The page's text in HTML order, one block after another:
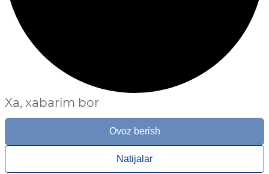
Xa, xabarim bor
Ovoz berish
Natijalar